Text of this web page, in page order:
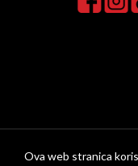
Ova web stranica